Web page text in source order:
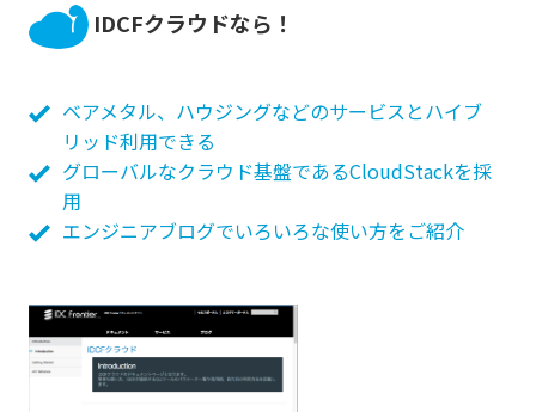
IDCFクラウドなら！
ベアメタル、ハウジングなどのサービスとハイブ
リッド利用できる
グローバルなクラウド基盤であるCloudStackを採
用
エンジニアブログでいろいろな使い方をご紹介